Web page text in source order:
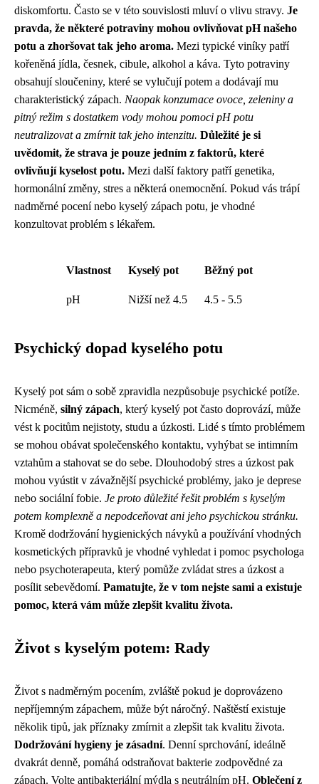
diskomfortu. Často se v této souvislosti mluví o vlivu stravy. Je
pravda, že některé potraviny mohou ovlivňovat pH našeho
potu a zhoršovat tak jeho aroma. Mezi typické viníky patří
kořeněná jídla, česnek, cibule, alkohol a káva. Tyto potraviny
obsahují sloučeniny, které se vylučují potem a dodávají mu
charakteristický zápach. Naopak konzumace ovoce, zeleniny a
pitný režim s dostatkem vody mohou pomoci pH potu
neutralizovat a zmírnit tak jeho intenzitu. Důležité je si
uvědomit, že strava je pouze jedním z faktorů, které
ovlivňují kyselost potu. Mezi další faktory patří genetika,
hormonální změny, stres a některá onemocnění. Pokud vás trápí
nadměrné pocení nebo kyselý zápach potu, je vhodné
konzultovat problém s lékařem.
Vlastnost Kyselý pot Běžný pot
pH Nižší než 4.5 4.5 - 5.5
Psychický dopad kyselého potu
Kyselý pot sám o sobě zpravidla nezpůsobuje psychické potíže.
Nicméně, silný zápach, který kyselý pot často doprovází, může
vést k pocitům nejistoty, studu a úzkosti. Lidé s tímto problémem
se mohou obávat společenského kontaktu, vyhýbat se intimním
vztahům a stahovat se do sebe. Dlouhodobý stres a úzkost pak
mohou vyústit v závažnější psychické problémy, jako je deprese
nebo sociální fobie. Je proto důležité řešit problém s kyselým
potem komplexně a nepodceňovat ani jeho psychickou stránku.
Kromě dodržování hygienických návyků a používání vhodných
kosmetických přípravků je vhodné vyhledat i pomoc psychologa
nebo psychoterapeuta, který pomůže zvládat stres a úzkost a
posílit sebevědomí. Pamatujte, že v tom nejste sami a existuje
pomoc, která vám může zlepšit kvalitu života.
Život s kyselým potem: Rady
Život s nadměrným pocením, zvláště pokud je doprovázeno
nepříjemným zápachem, může být náročný. Naštěstí existuje
několik tipů, jak příznaky zmírnit a zlepšit tak kvalitu života.
Dodržování hygieny je zásadní. Denní sprchování, ideálně
dvakrát denně, pomáhá odstraňovat bakterie zodpovědné za
zápach. Volte antibakteriální mýdla s neutrálním pH. Oblečení z